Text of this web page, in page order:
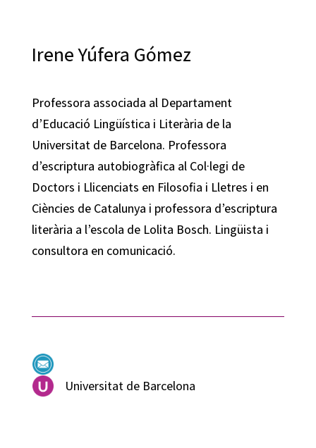
Irene Yúfera Gómez
Professora associada al Departament
d’Educació Lingüística i Literària de la
Universitat de Barcelona. Professora
d’escriptura autobiogràfica al Col·legi de
Doctors i Llicenciats en Filosofia i Lletres i en
Ciències de Catalunya i professora d’escriptura
literària a l’escola de Lolita Bosch. Lingüista i
consultora en comunicació.
Universitat de Barcelona